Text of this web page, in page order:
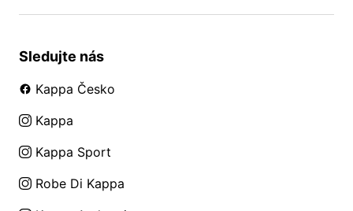
Sledujte nás
Kappa Česko
Kappa
Kappa Sport
Robe Di Kappa